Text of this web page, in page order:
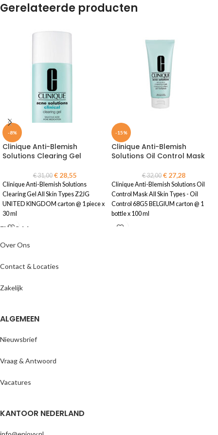
Gerelateerde producten
-8%
Clinique Anti-Blemish
Solutions Clearing Gel
€31,00 €28,55
Clinique Anti-Blemish Solutions
Clearing Gel All Skin Types Z2JG
UNITED KINGDOM carton @ 1 piece x
30 ml
-15%
Clinique Anti-Blemish
Solutions Oil Control Mask
€32,00 €27,28
Clinique Anti-Blemish Solutions Oil
Control Mask All Skin Types - Oil
Control 68G5 BELGIUM carton @ 1
bottle x 100 ml
ENJOYY
Over Ons
Contact & Locaties
Zakelijk
ALGEMEEN
Nieuwsbrief
Vraag & Antwoord
Vacatures
KANTOOR NEDERLAND